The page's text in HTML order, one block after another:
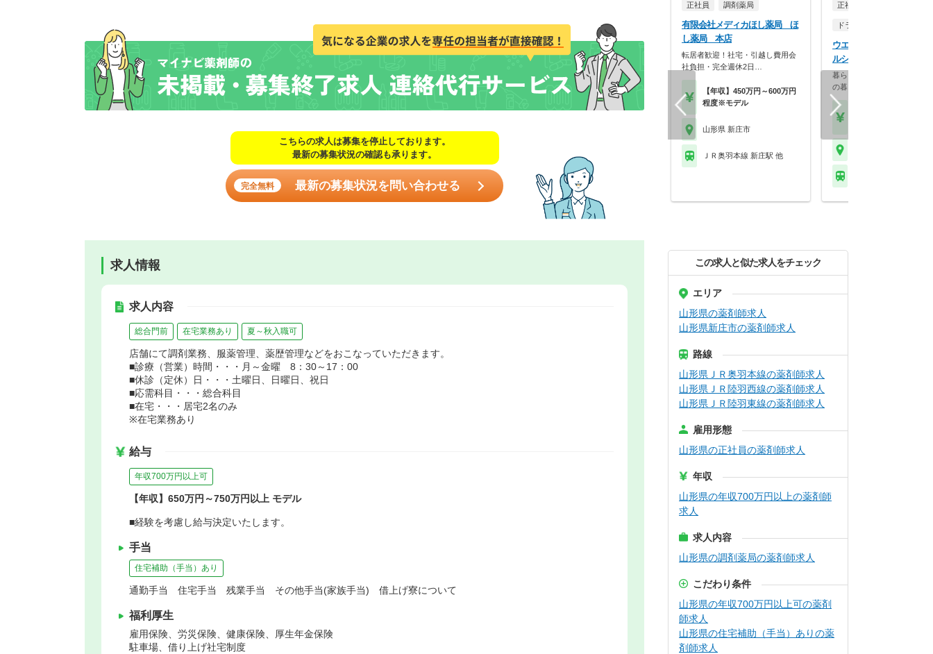
こちらの求人は募集を停止しております。
最新の募集状況の確認も承ります。
完全無料 最新の募集状況を問い合わせる
求人情報
求人内容
総合門前 在宅業務あり 夏～秋入職可
店舗にて調剤業務、服薬管理、薬歴管理などをおこなっていただきます。
■診療（営業）時間・・・月～金曜 8：30～17：00
■休診（定休）日・・・土曜日、日曜日、祝日
■応需科目・・・総合科目
■在宅・・・居宅2名のみ
※在宅業務あり
給与
年収700万円以上可
【年収】650万円～750万円以上 モデル
■経験を考慮し給与決定いたします。
手当
住宅補助（手当）あり
通勤手当 住宅手当 残業手当 その他手当(家族手当) 借上げ寮について
福利厚生
雇用保険、労災保険、健康保険、厚生年金保険
駐車場、借り上げ社宅制度
正社員 調剤薬局
有限会社メディカほし薬局 ほ
し薬局 本店
転居者歓迎！社宅・引越し費用会
社負担・完全週休2日…
【年収】450万円～600万円
程度※モデル
山形県 新庄市
ＪＲ奥羽本線 新庄駅 他
正社員
ドラッグストア（調剤併設
ウエルシア薬局株式会社
ルシア新庄金沢店
暮らしを支える仕事だから、
の暮らしも大切に。業…
この求人と似た求人をチェック
エリア
山形県の薬剤師求人
山形県新庄市の薬剤師求人
路線
山形県ＪＲ奥羽本線の薬剤師求人
山形県ＪＲ陸羽西線の薬剤師求人
山形県ＪＲ陸羽東線の薬剤師求人
雇用形態
山形県の正社員の薬剤師求人
年収
山形県の年収700万円以上の薬剤師
求人
求人内容
山形県の調剤薬局の薬剤師求人
こだわり条件
山形県の年収700万円以上可の薬剤
師求人
山形県の住宅補助（手当）ありの薬
剤師求人